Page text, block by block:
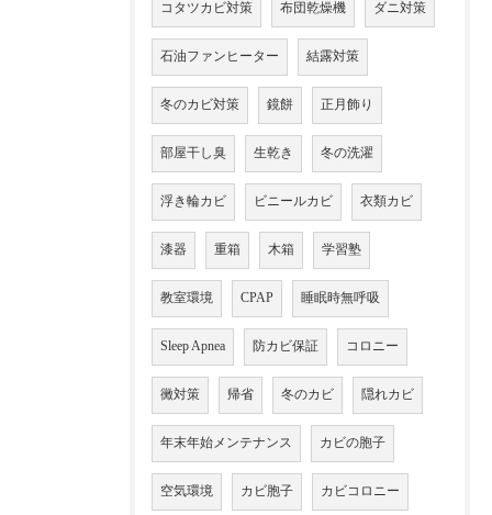
コタツカビ対策 布団乾燥機 ダニ対策
石油ファンヒーター 結露対策
冬のカビ対策 鏡餅 正月飾り
部屋干し臭 生乾き 冬の洗濯
浮き輪カビ ビニールカビ 衣類カビ
漆器 重箱 木箱 学習塾
教室環境 CPAP 睡眠時無呼吸
Sleep Apnea 防カビ保証 コロニー
黴対策 帰省 冬のカビ 隠れカビ
年末年始メンテナンス カビの胞子
空気環境 カビ胞子 カビコロニー